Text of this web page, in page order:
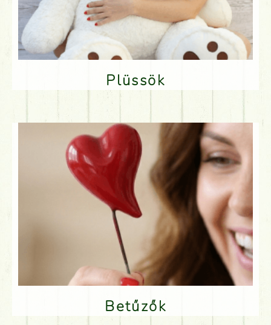
Plüssök
Betűzők